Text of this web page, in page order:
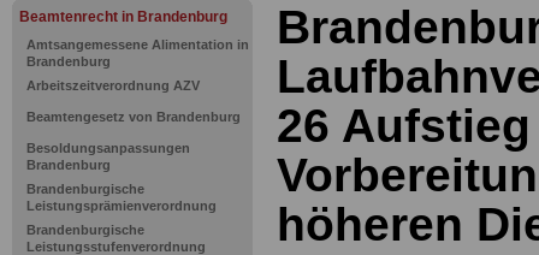
Beamtenrecht in Brandenburg
Amtsangemessene Alimentation in
Brandenburg
Arbeitszeitverordnung AZV
Beamtengesetz von Brandenburg
Besoldungsanpassungen
Brandenburg
Brandenburgische
Leistungsprämienverordnung
Brandenburgische
Leistungsstufenverordnung
26
höheren